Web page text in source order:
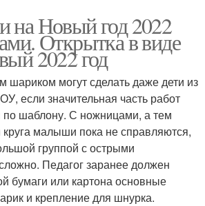
на Новый год 2022
Открытка в виде
2022 год
шариком могут сделать даже дети из
если значительная часть работ
по шаблону. С ножницами, а тем
малыши пока не справляются,
группой с острыми
Педагог заранее должен
бумаги или картона основные
и крепление для шнурка.